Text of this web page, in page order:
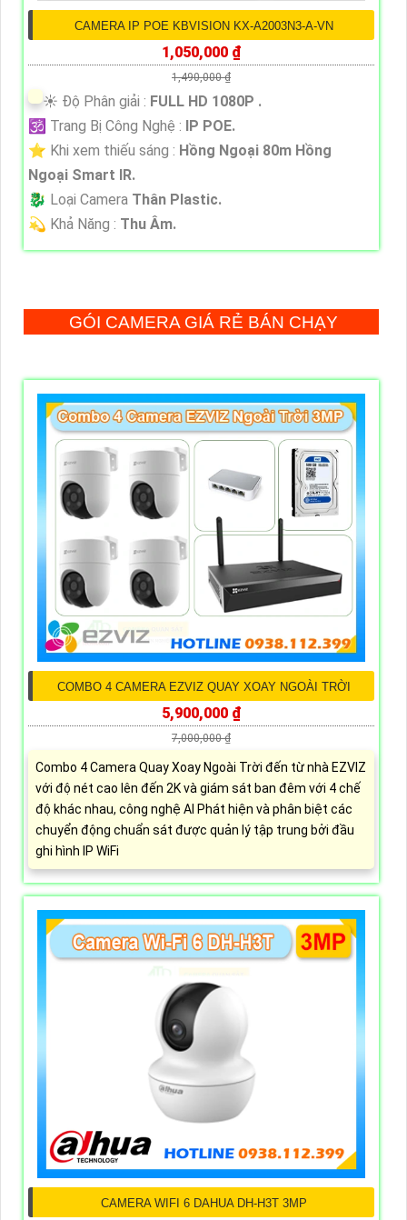
CAMERA IP POE KBVISION KX-A2003N3-A-VN
1,050,000 ₫
1,490,000 ₫
☀️ Độ Phân giải : FULL HD 1080P .
🕉️ Trang Bị Công Nghệ : IP POE.
⭐ Khi xem thiếu sáng : Hồng Ngoại 80m Hồng
Ngoại Smart IR.
🐉️ Loại Camera Thân Plastic.
️💫 Khả Năng : Thu Âm.
GÓI CAMERA GIÁ RẺ BÁN CHẠY
COMBO 4 CAMERA EZVIZ QUAY XOAY NGOÀI TRỜI
5,900,000 ₫
7,000,000 ₫
Combo 4 Camera Quay Xoay Ngoài Trời đến từ nhà EZVIZ
với độ nét cao lên đến 2K và giám sát ban đêm với 4 chế
độ khác nhau, công nghệ AI Phát hiện và phân biệt các
chuyển động chuẩn sát được quản lý tập trung bởi đầu
ghi hình IP WiFi
CAMERA WIFI 6 DAHUA DH-H3T 3MP